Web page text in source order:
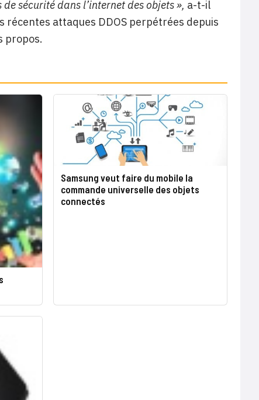
sécurité dans l’internet des objets », a-t-il
attaques DDOS perpétrées depuis
propos.
Samsung veut faire du mobile la
commande universelle des objets
connectés